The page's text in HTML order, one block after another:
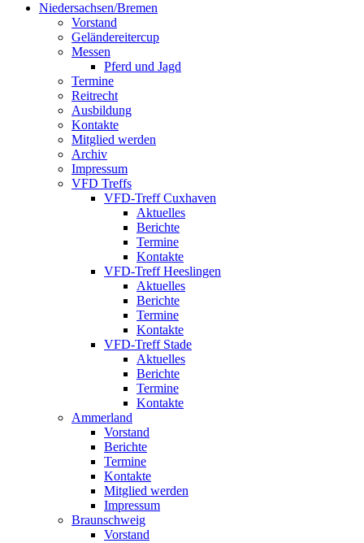
Niedersachsen/Bremen
Vorstand
Geländereitercup
Messen
Pferd und Jagd
Termine
Reitrecht
Ausbildung
Kontakte
Mitglied werden
Archiv
Impressum
VFD Treffs
VFD-Treff Cuxhaven
Aktuelles
Berichte
Termine
Kontakte
VFD-Treff Heeslingen
Aktuelles
Berichte
Termine
Kontakte
VFD-Treff Stade
Aktuelles
Berichte
Termine
Kontakte
Ammerland
Vorstand
Berichte
Termine
Kontakte
Mitglied werden
Impressum
Braunschweig
Vorstand